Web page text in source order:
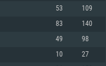
지원하지 않습니다)
53 109
83 140
49 98
10 27